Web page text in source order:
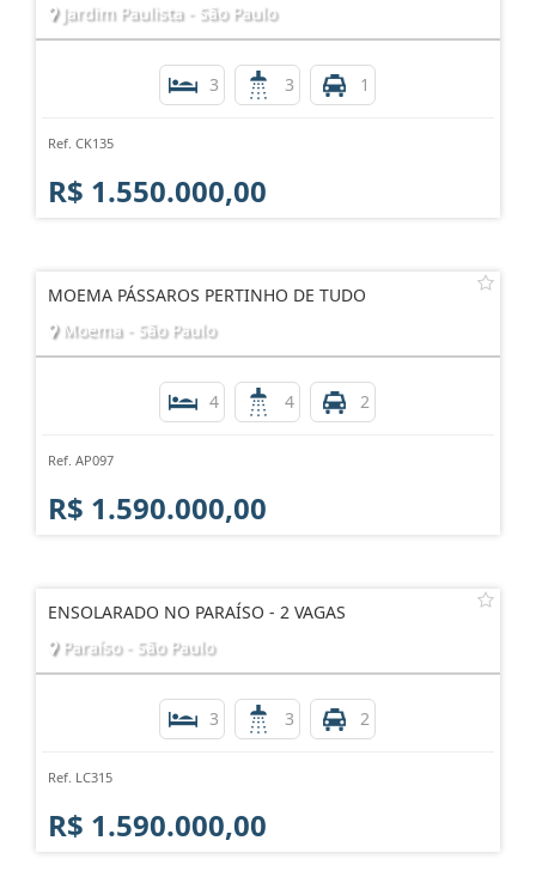
Jardim Paulista - São Paulo
3 3 1
Ref. CK135
R$ 1.550.000,00
MOEMA PÁSSAROS PERTINHO DE TUDO
Moema - São Paulo
4 4 2
Ref. AP097
R$ 1.590.000,00
ENSOLARADO NO PARAÍSO - 2 VAGAS
Paraíso - São Paulo
3 3 2
Ref. LC315
R$ 1.590.000,00